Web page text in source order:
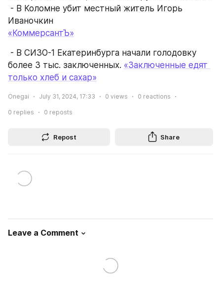
Иваночкин
«КоммерсантЪ»
более 3 тыс. заключенных. «Заключенные едят
только хлеб и сахар»
Onegai July 31, 2024, 17:33 0 views 0 reactions
0 replies 0 reposts
Repost Share
Leave a Comment